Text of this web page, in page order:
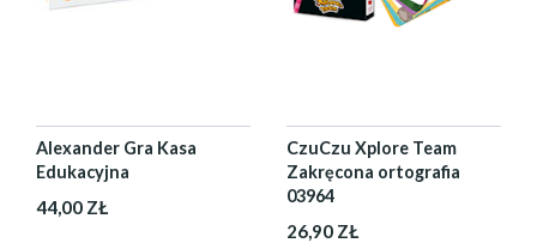
Alexander Gra Kasa
Edukacyjna
44,00 ZŁ
CzuCzu Xplore Team
Zakręcona ortografia
03964
26,90 ZŁ